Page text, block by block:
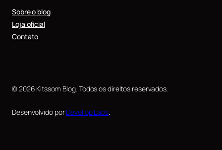
Sobre o blog
Loja oficial
Contato
© 2026 Kitssom Blog. Todos os direitos reservados.
Desenvolvido porDevellop Labs